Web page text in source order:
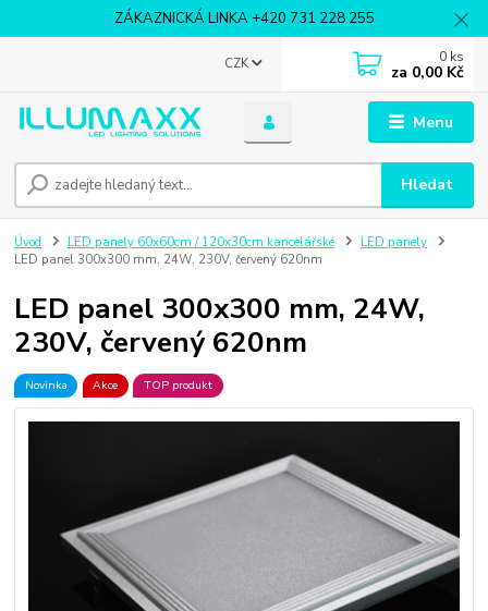
ZÁKAZNICKÁ LINKA +420 731 228 255
Menu
CZK
Hledat
0 ks
za 0,00 Kč
Úvod LED panely 60x60cm / 120x30cm kancelářské
LED panely
LED panel 300x300 mm, 24W, 230V, červený 620nm
LED panel 300x300 mm, 24W,
230V, červený 620nm
Novinka Akce TOP produkt